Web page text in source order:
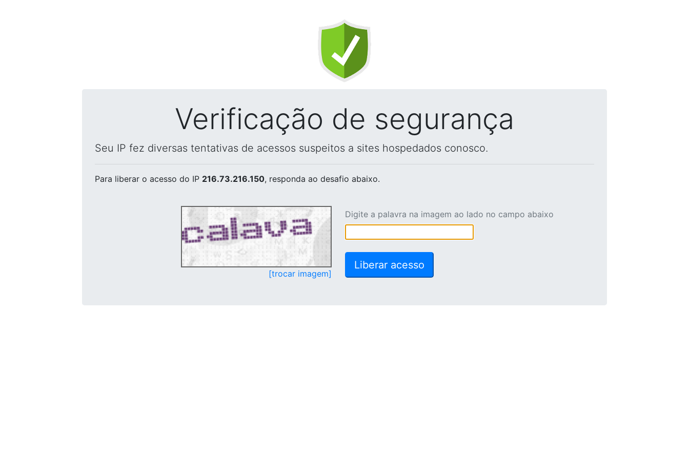
Verificação de segurança
Seu IP fez diversas tentativas de acessos suspeitos a sites hospedados conosco.
Para liberar o acesso do IP 216.73.216.150, responda ao desafio abaixo.
[trocar imagem]
Digite a palavra na imagem ao lado no campo abaixo